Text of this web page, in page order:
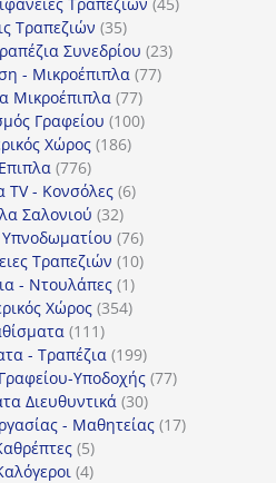
Τραπεζιών 3535
προϊόντα
Συνεδρίου 2323
- Μικροέπιπλα 7777
Μικροέπιπλα 7777
προϊόντα
Γραφείου 100100
Χώρος 186186
776776
προϊόντα
TV - Κονσόλες 66
Σαλονιού 3232
προϊόντα
7676
προϊόντα
Τραπεζιών 1010
- Ντουλάπες 11
προϊόν
Χώρος 354354
111111
προϊόντα
- Τραπέζια 199199
προϊόντα
Υποδοχής 7777
Διευθυντικά 3030
προϊόντα
- Μαθητείας 1717
55
προϊόντα
44